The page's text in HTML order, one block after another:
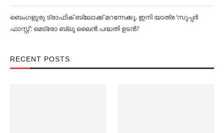
ബെംഗളൂരു ട്രാഫിക് ബ്ലോക്ക് മറന്നേക്കൂ, ഇനി യാത്ര ‘സൂപ്പര്‍
ഫാസ്റ്റ്’: മെട്രോ ബ്ലൂ ലൈൻ പദ്ധതി ഉടൻ?
RECENT POSTS